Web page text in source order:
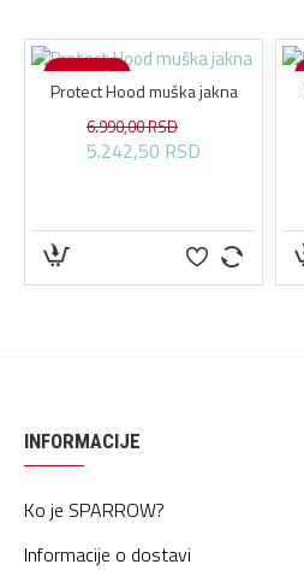
-25 %
Protect Hood muška jakna
5.242,50 RSD
6.990,00 RSD
INFORMACIJE
Ko je SPARROW?
Informacije o dostavi